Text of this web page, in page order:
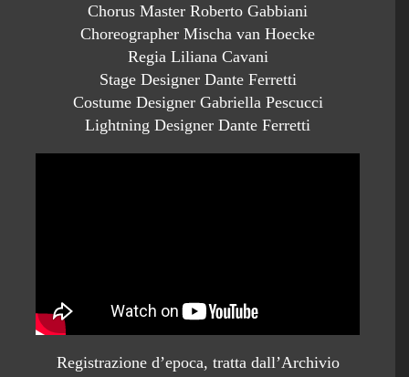
Chorus Master Roberto Gabbiani
Choreographer Mischa van Hoecke
Regia Liliana Cavani
Stage Designer Dante Ferretti
Costume Designer Gabriella Pescucci
Lightning Designer Dante Ferretti
Registrazione d’epoca, tratta dall’Archivio